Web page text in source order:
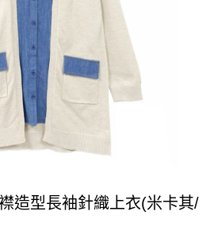
造型長袖針織上衣(米卡其/